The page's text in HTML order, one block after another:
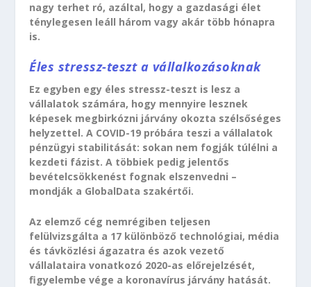
nagy terhet ró, azáltal, hogy a gazdasági élet
ténylegesen leáll három vagy akár több hónapra
is.
Éles stressz-teszt a vállalkozásoknak
Ez egyben egy éles stressz-teszt is lesz a
vállalatok számára, hogy mennyire lesznek
képesek megbirkózni járvány okozta szélsőséges
helyzettel. A COVID-19 próbára teszi a vállalatok
pénzügyi stabilitását: sokan nem fogják túlélni a
kezdeti fázist. A többiek pedig jelentős
bevételcsökkenést fognak elszenvedni –
mondják a GlobalData szakértői.
Az elemző cég nemrégiben teljesen
felülvizsgálta a 17 különböző technológiai, média
és távközlési ágazatra és azok vezető
vállalataira vonatkozó 2020-as előrejelzését,
figyelembe vége a koronavírus járvány hatását.